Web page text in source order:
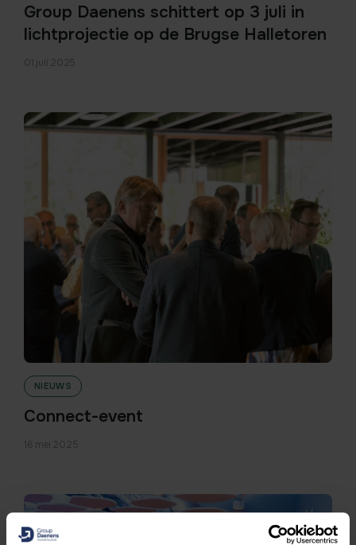
Group Daenens schittert op 3 juli in
lichtprojectie op de Brugse Halletoren
01 juli 2025
NIEUWS
Connect-event
16 mei 2025